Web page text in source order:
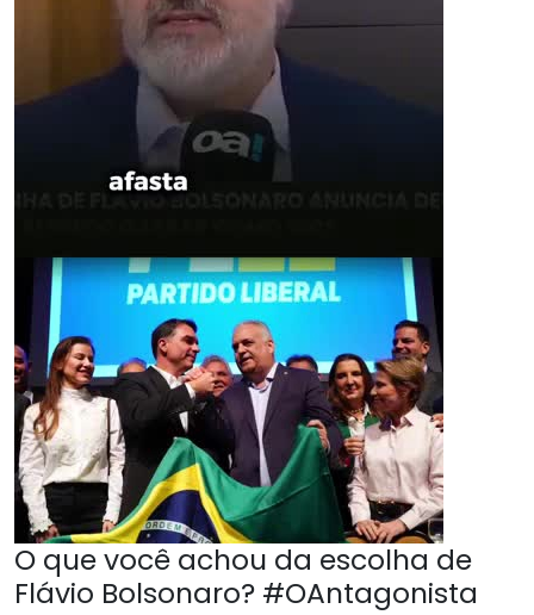
O que você achou da escolha de
Flávio Bolsonaro? #OAntagonista